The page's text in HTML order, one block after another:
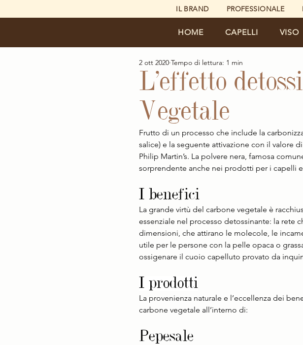
IL BRAND PROFESSIONALE
HOME CAPELLI VISO
L’effetto
Vegetale
2 ott 2020 Tempo di lettura: 1 min
Frutto di un processo che include la
salice) e la seguente attivazione con il valore
Philip Martin’s. La polvere nera, famosa
sorprendente anche nei prodotti per i capelli
I benefici
La grande virtù del carbone vegetale è
essenziale nel processo detossinante: la rete
dimensioni, che attirano le molecole, le
utile per le persone con la pelle opaca o
ossigenare il cuoio capelluto provato da
I prodotti
La provenienza naturale e l’eccellenza dei
carbone vegetale all’interno di:
Pepesale